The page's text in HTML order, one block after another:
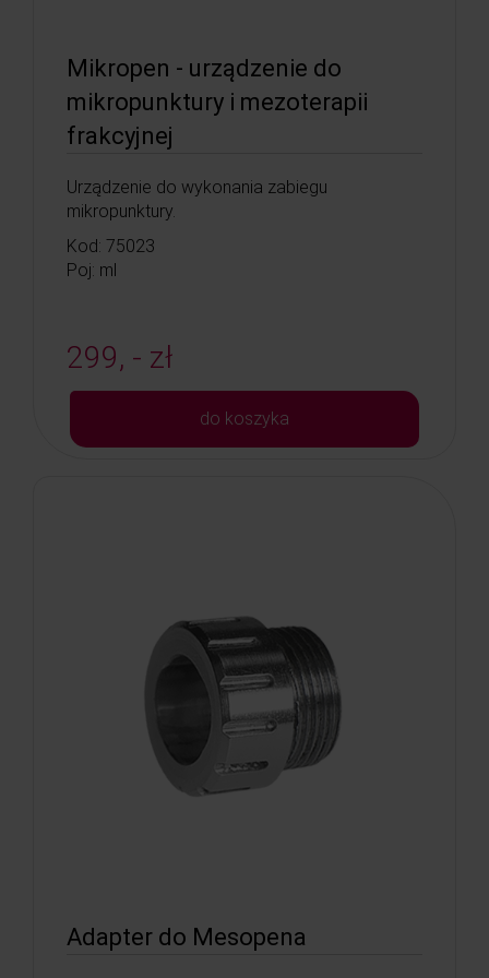
Mikropen - urządzenie do
mikropunktury i mezoterapii
frakcyjnej
Urządzenie do wykonania zabiegu
mikropunktury.
Kod: 75023
Poj: ml
299, - zł
do koszyka
Adapter do Mesopena